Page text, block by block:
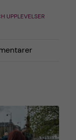
UPPLEVELSER